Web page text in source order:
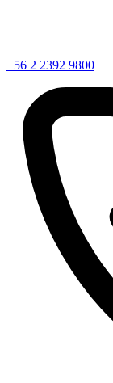
+56 2 2392 9800